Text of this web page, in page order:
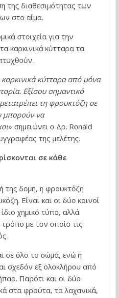
της διαθεσιμότητας των
στο αίμα.
στοιχεία για την
καρκινικά κύτταρα τα
κύτταρα από μόνα
Εξίσου σημαντικό
τη φρουκτόζη σε
μπορούν να
» σημειώνει ο Δρ. Ronald
της μελέτης.
σε κάθε
της δομή, η φρουκτόζη
Είναι και οι δύο κοινοί
χημικό τύπο, αλλά
με τον οποίο τις
σε όλο το σώμα, ενώ η
σχεδόν εξ ολοκλήρου από
Παρότι και οι δύο
στα φρούτα, τα λαχανικά,